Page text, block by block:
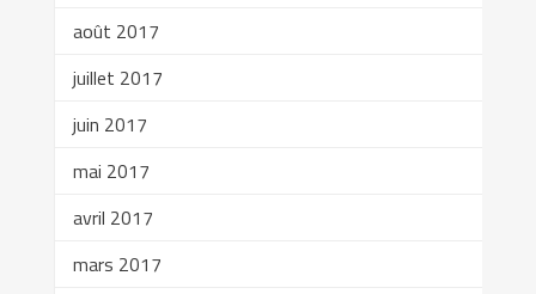
août 2017
juillet 2017
juin 2017
mai 2017
avril 2017
mars 2017